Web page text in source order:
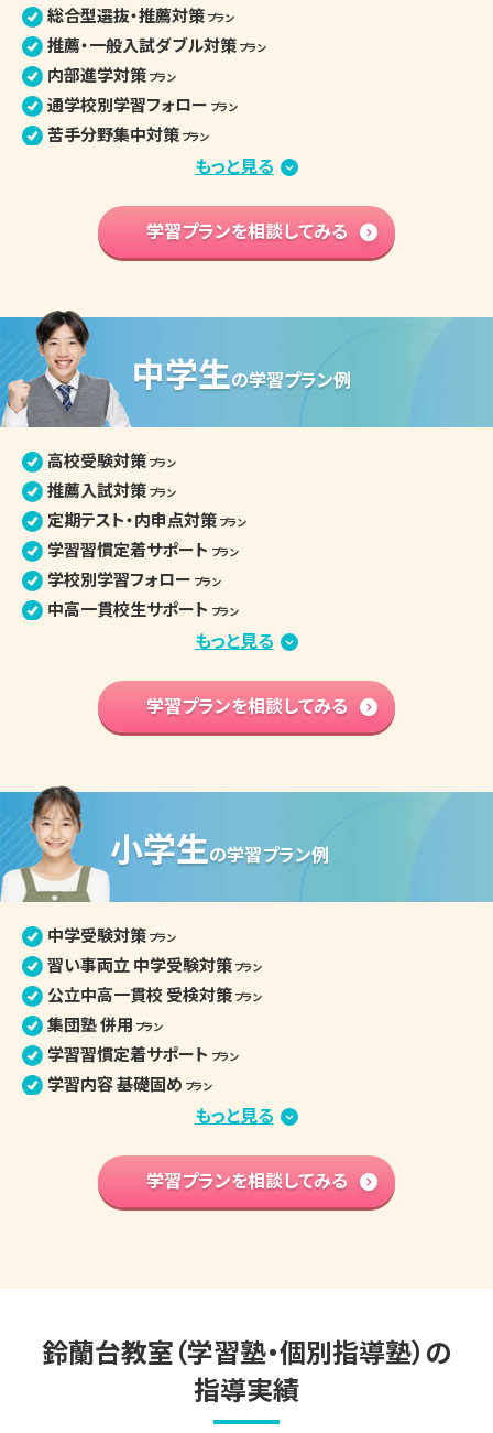
総合型選抜・推薦対策 プラン
推薦・一般入試ダブル対策 プラン
内部進学対策 プラン
通学校別学習フォロー プラン
苦手分野集中対策 プラン
定期テスト・評定対策プラン
部活との両立 プラン
学習内容 基礎固めプラン
高校入学準備プラン
高校生の個別指導詳細
もっと見る
学習プランを相談してみる
中学生の学習プラン例
高校受験対策 プラン
推薦入試対策 プラン
定期テスト・内申点対策 プラン
学習習慣定着サポート プラン
学校別学習フォロー プラン
中高一貫校生サポート プラン
学習内容 基礎固め プラン
英語資格検定対策プラン
高校学習先取りプラン
中学生の個別指導詳細
もっと見る
学習プランを相談してみる
小学生の学習プラン例
中学受験対策 プラン
習い事両立 中学受験対策 プラン
公立中高一貫校 受検対策 プラン
集団塾 併用 プラン
学習習慣定着サポート プラン
学習内容 基礎固め プラン
苦手克服 習い事両立プラン
中学先取り学習プラン
英語検定対策プラン
もっと見る
学習プランを相談してみる
鈴蘭台教室（学習塾・個別指導塾）の
指導実績